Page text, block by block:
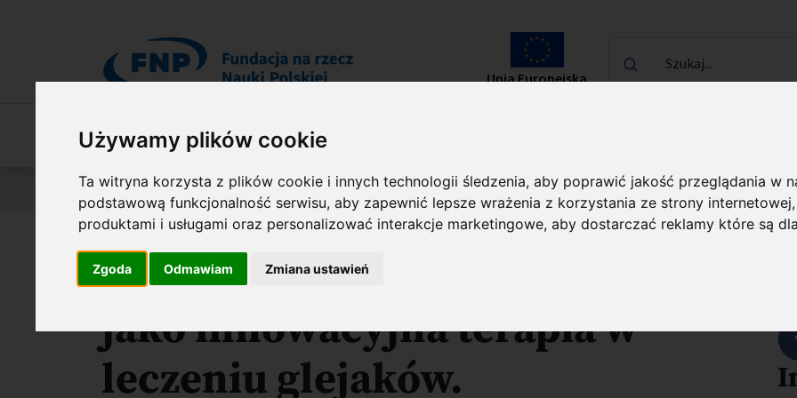
Używamy plików cookie
Ta witryna korzysta z plików cookie i innych technologii śledzenia, aby poprawić jakość przeglądania w
podstawową funkcjonalność serwisu,aby zapewnić lepsze wrażenia z korzystania ze strony internetowej
produktami i usługami oraz personalizować interakcje marketingowe,aby dostarczać reklamy które są
Zgoda Odmawiam Zmiana ustawień
Unia Europejska
Szukaj...
O Fundacji Nasza oferta
Jesteś tutaj:Wyniki konkursów Proof of Concept (PoC FENG) O projekcie
Nowe ligandy receptora 5-HT6
jako innowacyjna terapia w
leczeniu glejaków.